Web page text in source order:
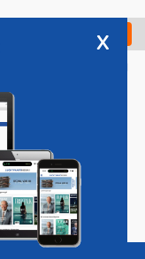
Check in
Vacatures
x